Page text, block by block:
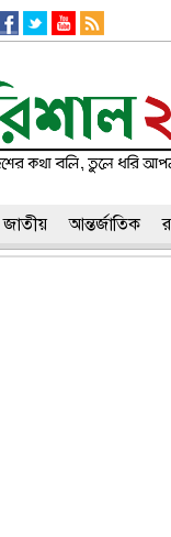
জাতীয় আন্তর্জাতিক